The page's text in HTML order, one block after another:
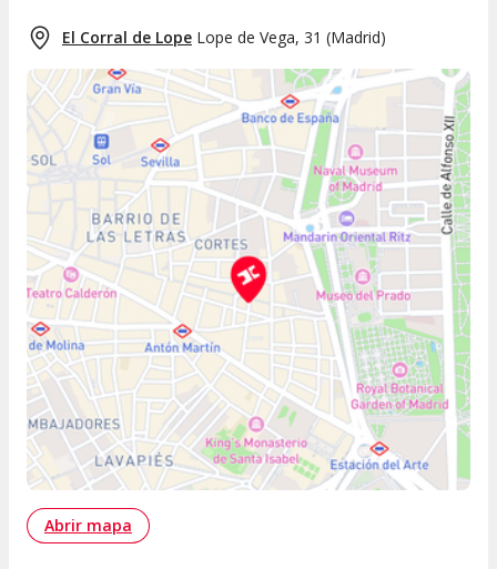
El Corral de Lope Lope de Vega, 31 (Madrid)
Abrir mapa